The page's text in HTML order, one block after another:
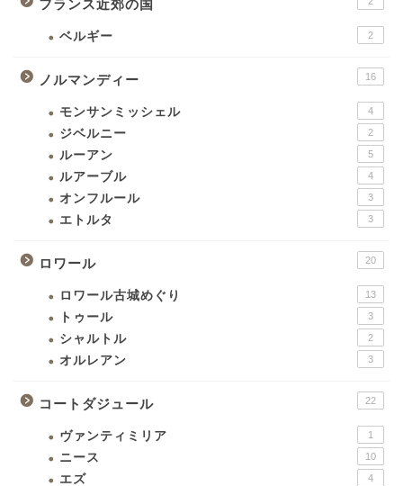
フランス近郊の国
ベルギー 2
ノルマンディー 16
モンサンミッシェル 4
ジベルニー 2
ルーアン 5
ルアーブル 4
オンフルール 3
エトルタ 3
ロワール 20
ロワール古城めぐり 13
トゥール 3
シャルトル 2
オルレアン 3
コートダジュール 22
ヴァンティミリア 1
ニース 10
エズ 4